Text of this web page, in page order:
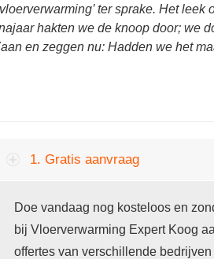
ter sprake. Het
hakten we de knoop door; we
en zeggen nu: Hadden we het
1. Gratis aanvraag
Doe vandaag nog kosteloos en
bij Vloerverwarming Expert Koog
offertes van verschillende